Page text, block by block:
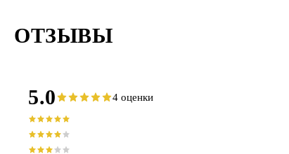
ОТЗЫВЫ
5.0 4 оценки